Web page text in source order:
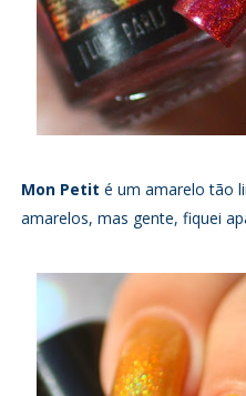
Mon Petit é um amarelo tão
amarelos, mas gente, fiquei